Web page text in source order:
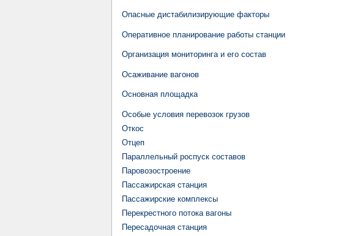
Опасные дистабилизирующие факторы
Оперативное планирование работы станции
Организация мониторинга и его состав
Осаживание вагонов
Основная площадка
Особые условия перевозок грузов
Откос
Отцеп
Параллельный роспуск составов
Паровозостроение
Пассажирская станция
Пассажирские комплексы
Перекрестного потока вагоны
Пересадочная станция